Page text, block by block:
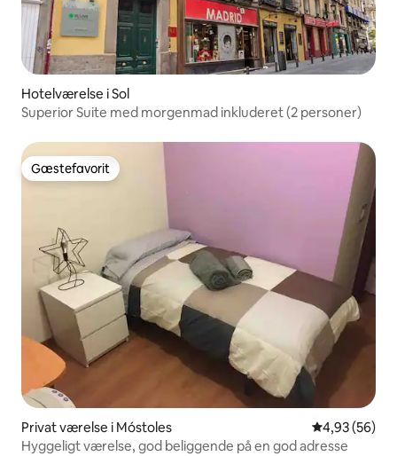
Hotelværelse i Sol
Superior Suite med morgenmad inkluderet (2 personer)
Gæstefavorit
Gæstefavorit
Privat værelse i Móstoles 4,93 ud af 5 i
4,93 (56)
Hyggeligt værelse, god beliggende på en god adresse